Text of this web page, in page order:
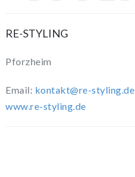
RE-STYLING
Pforzheim
Email: kontakt@re-styling.de
www.re-styling.de